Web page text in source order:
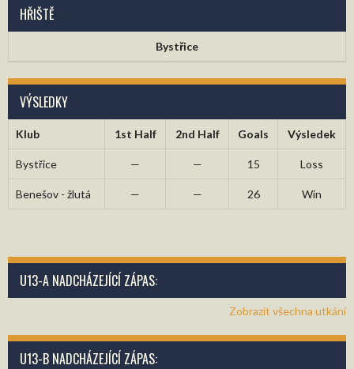
HŘIŠTĚ
Bystřice
VÝSLEDKY
Klub 1st Half 2nd Half Goals Výsledek
Bystřice — — 15 Loss
Benešov - žlutá — — 26 Win
U13-A NADCHÁZEJÍCÍ ZÁPAS:
Zobrazit všechna utkání
U13-B NADCHÁZEJÍCÍ ZÁPAS: